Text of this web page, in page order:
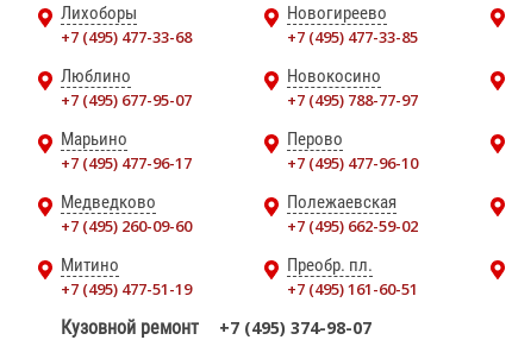
Лихоборы
+7 (495) 477-33-68
Новогиреево
+7 (495) 477-33-85
Люблино
+7 (495) 677-95-07
Новокосино
+7 (495) 788-77-97
Марьино
+7 (495) 477-96-17
Перово
+7 (495) 477-96-10
Медведково
+7 (495) 260-09-60
Полежаевская
+7 (495) 662-59-02
Митино
+7 (495) 477-51-19
Преобр. пл.
+7 (495) 161-60-51
Кузовной ремонт +7 (495) 374-98-07